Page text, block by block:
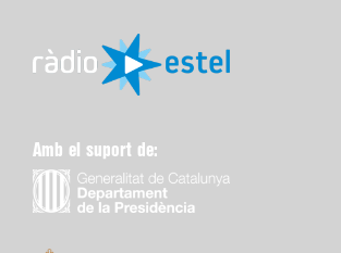
Amb el suport de: